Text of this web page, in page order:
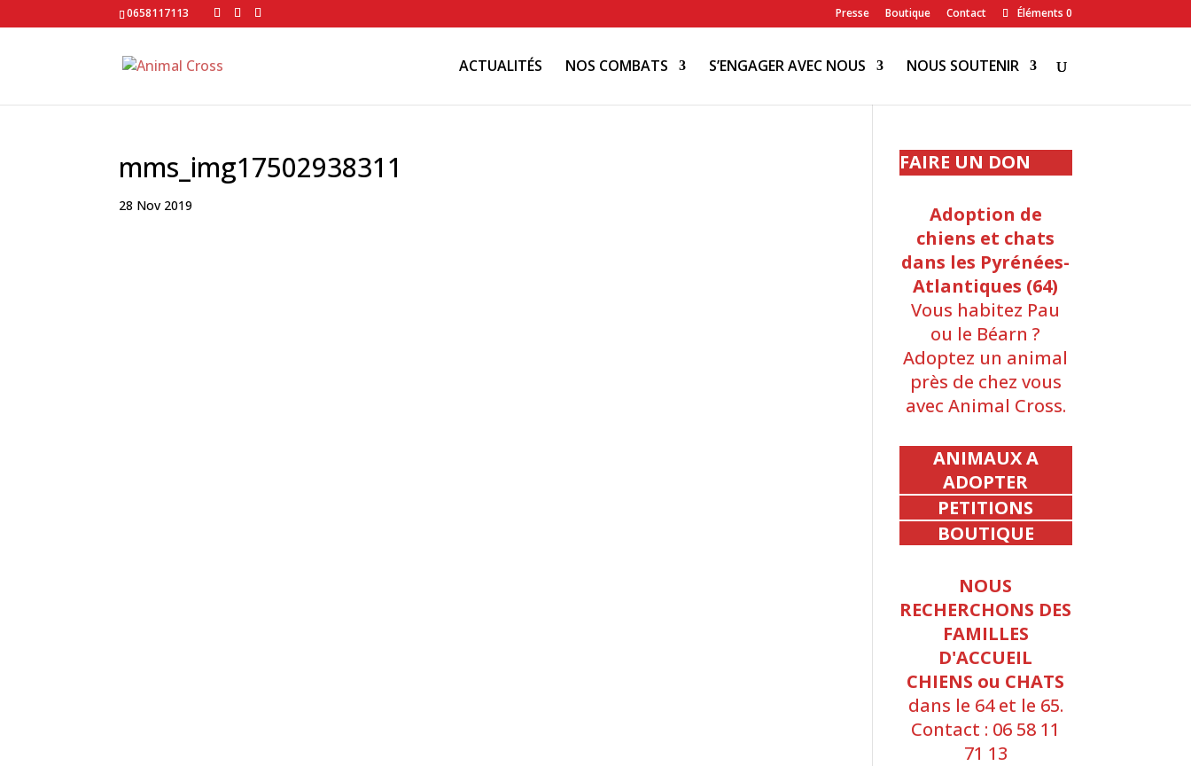
0658117113 Presse Boutique Contact Éléments 0
ACTUALITÉS NOS COMBATS S’ENGAGER AVEC NOUS NOUS SOUTENIR
mms_img17502938311
28 Nov 2019
FAIRE UN DON
Adoption de
chiens et chats
dans les Pyrénées-
Atlantiques (64)
Vous habitez Pau
ou le Béarn ?
Adoptez un animal
près de chez vous
avec Animal Cross.
ANIMAUX A
ADOPTER
PETITIONS
BOUTIQUE
NOUS
RECHERCHONS DES
FAMILLES
D'ACCUEIL
CHIENS ou CHATS
dans le 64 et le 65.
Contact : 06 58 11
71 13